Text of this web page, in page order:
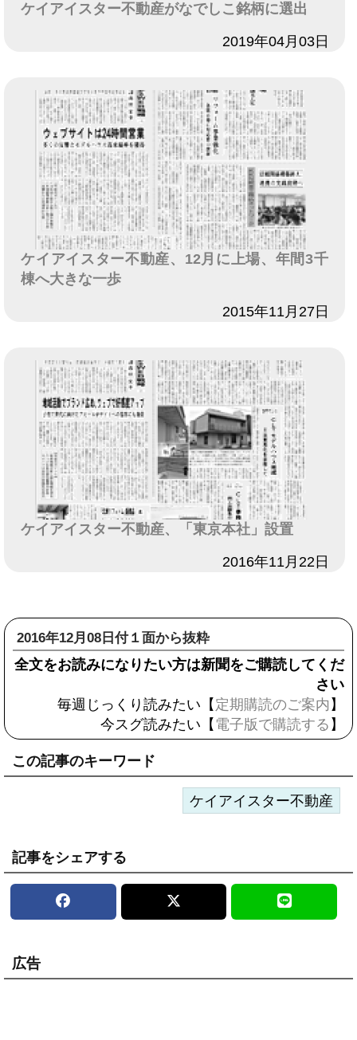
ケイアイスター不動産がなでしこ銘柄に選出
2019年04月03日
ケイアイスター不動産、12月に上場、年間3千
棟へ大きな一歩
2015年11月27日
ケイアイスター不動産、「東京本社」設置
2016年11月22日
2016年12月08日付１面から抜粋
全文をお読みになりたい方は新聞をご購読してくだ
さい
毎週じっくり読みたい【 定期購読のご案内 】
今スグ読みたい【 電子版で購読する 】
この記事のキーワード
ケイアイスター不動産
記事をシェアする
広告